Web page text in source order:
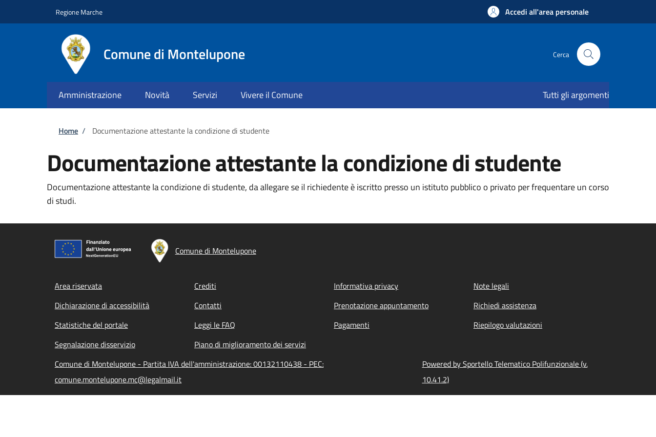
Regione Marche Accedi all'area personale
Comune di Montelupone Cerca
Amministrazione Novità Servizi Vivere il Comune Tutti gli argomenti
Briciole di pane
Home / Documentazione attestante la condizione di studente
Documentazione attestante la condizione di studente
Documentazione attestante la condizione di studente, da allegare se il richiedente è iscritto presso un istituto pubblico o privato per frequentare un corso
di studi.
Comune di Montelupone
Footer menu
Area riservata Crediti Informativa privacy
Note legali
Dichiarazione di accessibilità
Contatti Prenotazione appuntamento
Richiedi assistenza
Statistiche del portale
Leggi le FAQ Pagamenti
Riepilogo valutazioni
Segnalazione disservizio
Piano di miglioramento dei servizi
Comune di Montelupone - Partita IVA dell'amministrazione: 00132110438 - PEC:
comune.montelupone.mc@legalmail.it
Powered by Sportello Telematico Polifunzionale (v.
10.41.2)